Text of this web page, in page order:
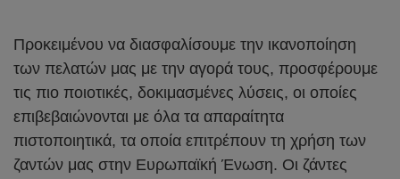
Προκειμένου να διασφαλίσουμε την ικανοποίηση
των πελατών μας με την αγορά τους, προσφέρουμε
τις πιο ποιοτικές, δοκιμασμένες λύσεις, οι οποίες
επιβεβαιώνονται με όλα τα απαραίτητα
πιστοποιητικά, τα οποία επιτρέπουν τη χρήση των
ζαντών μας στην Ευρωπαϊκή Ένωση. Οι ζάντες